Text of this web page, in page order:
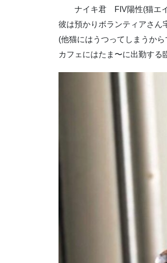
ナイキ君 FIV陽性(猫エイ
彼は預かりボランティアさん
(他猫にはうつってしまうから
カフェにはたま〜に出勤する